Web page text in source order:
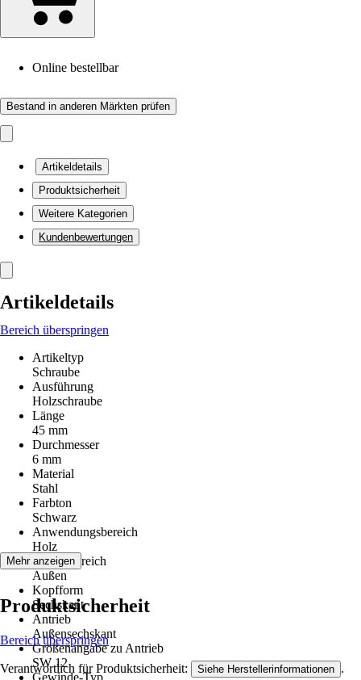
Online bestellbar
Bestand in anderen Märkten prüfen
Artikeldetails
Produktsicherheit
Weitere Kategorien
Kundenbewertungen
Artikeldetails
Bereich überspringen
Artikeltyp
Schraube
Ausführung
Holzschraube
Länge
45 mm
Durchmesser
6 mm
Material
Stahl
Farbton
Schwarz
Anwendungsbereich
Holz
Einsatzbereich
Außen
Kopfform
Sechskant
Antrieb
Außensechskant
Größenangabe zu Antrieb
SW 12
Gewinde-Typ
Mehr anzeigen
Produktsicherheit
Bereich überspringen
Verantwortlich für Produktsicherheit: Siehe Herstellerinformationen .